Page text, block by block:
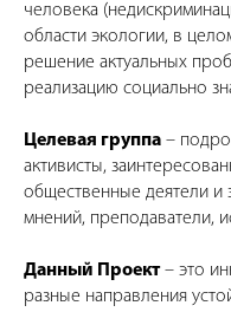
человека
области экологии, в
решение актуальных
реализацию социально
Целевая группа –
активисты,
общественные деятели и
мнений, преподаватели,
Данный Проект– это
разные направления